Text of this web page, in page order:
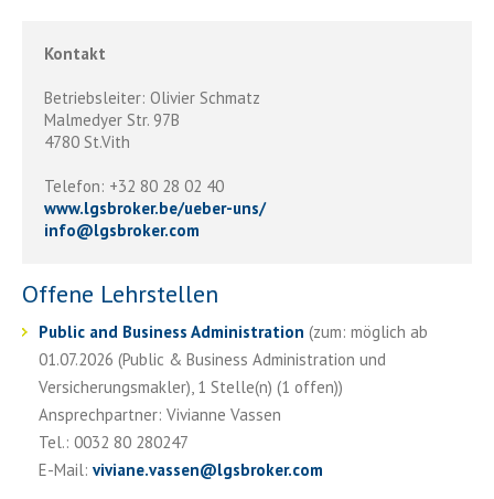
Kontakt
Betriebsleiter: Olivier Schmatz
Malmedyer Str. 97B
4780 St.Vith
Telefon: +32 80 28 02 40
www.lgsbroker.be/ueber-uns/
info@lgsbroker.com
Offene Lehrstellen
Public and Business Administration (zum: möglich ab
01.07.2026 (Public & Business Administration und
Versicherungsmakler), 1 Stelle(n) (1 offen))
Ansprechpartner: Vivianne Vassen
Tel.: 0032 80 280247
E-Mail: viviane.vassen@lgsbroker.com